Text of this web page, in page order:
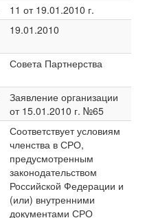
11 от 19.01.2010 г.
19.01.2010
Совета Партнерства
Заявление организации
от 15.01.2010 г. №65
Соответствует условиям
членства в СРО,
предусмотренным
законодательством
Российской Федерации и
(или) внутренними
документами СРО